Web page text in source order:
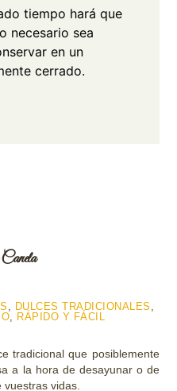
tiempo hará que
necesario sea
en un
cerrado.
DULCES TRADICIONALES
RÁPIDO Y FÁCIL
tradicional que posiblemente
a la hora de desayunar o de
vidas.